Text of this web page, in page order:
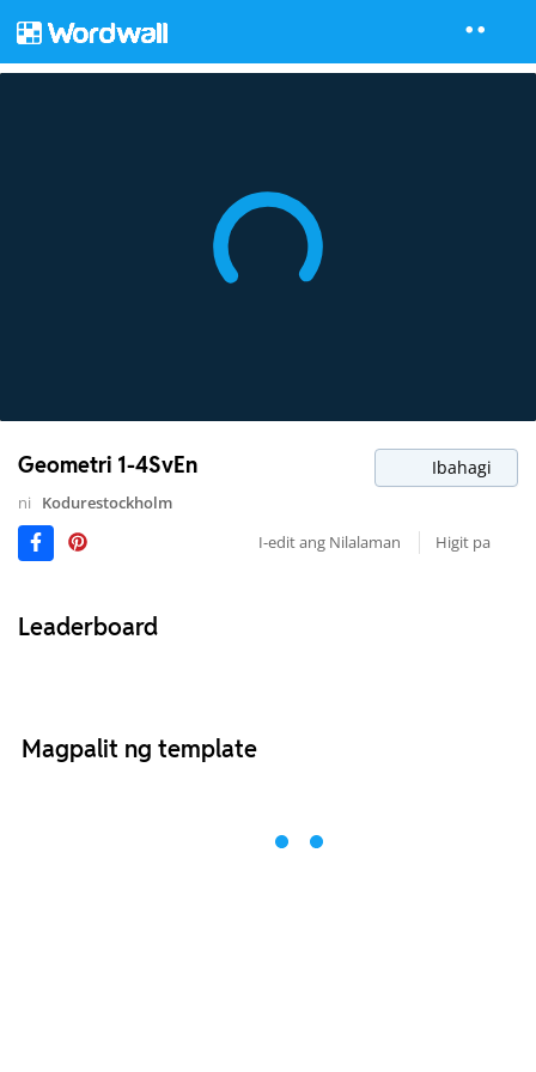
Geometri 1-4SvEn Ibahagi
ni
Kodurestockholm
I-edit ang Nilalaman
Higit pa
Leaderboard
Magpalit ng template